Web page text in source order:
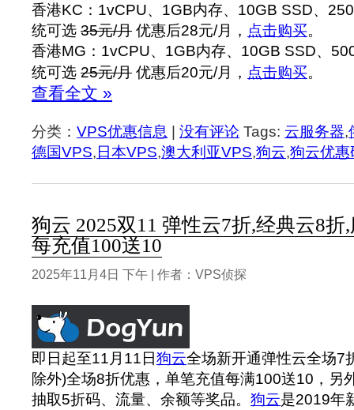
香港KC：1vCPU、1GB内存、10GB SSD、
统可选 35元/月 优惠后28元/月， 点击购买。
香港MG：1vCPU、1GB内存、10GB SSD、
统可选 25元/月 优惠后20元/月， 点击购买。
查看全文 »
分类： VPS优惠信息 没有评论 Tags: 云服务器,
德国VPS, 日本VPS,澳大利亚VPS,狗云,狗云优惠
狗云 2025双11 弹性云7折,经典云8折
每充值100送10
2025年11月4日 下午 | 作者：VPS侦探
即日起至11月11日狗云全场新开通弹性云全场7
除外)全场8折优惠，单笔充值每满100送10，另
抽取5折码、流量、余额等奖品。 狗云是2019年